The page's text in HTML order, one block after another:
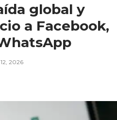
global y
a Facebook,
2026